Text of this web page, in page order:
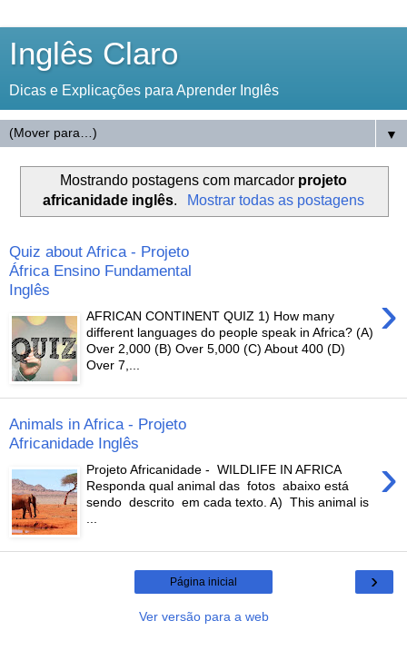
Inglês Claro
Dicas e Explicações para Aprender Inglês
▼
Mostrando postagens com marcador projeto
africanidade inglês. Mostrar todas as postagens
Quiz about Africa - Projeto
África Ensino Fundamental
Inglês
›
AFRICAN CONTINENT QUIZ 1) How many
different languages do people speak in Africa? (A)
Over 2,000 (B) Over 5,000 (C) About 400 (D)
Over 7,...
Animals in Africa - Projeto
Africanidade Inglês
›
Projeto Africanidade - WILDLIFE IN AFRICA
Responda qual animal das fotos abaixo está
sendo descrito em cada texto. A) This animal is
›
Página inicial
Ver versão para a web